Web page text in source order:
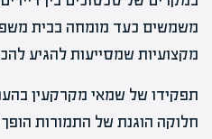
משמשים כעד מומחה בבית
מקצועיות שמסייעות להגיע
תפקידו של שמאי מקרקעין
חלוקה הוגנת של התמורות